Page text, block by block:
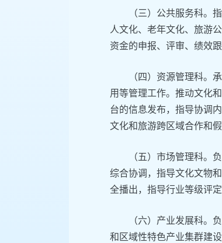
（三）公共服务科。
人文化、老年文化、旅游
资金的申报、评审、绩效
（四）资源管理科。
用等管理工作。推动文化
台的信息发布，指导协调
文化和旅游跨区域合作和
（五）市场管理科。
综合协调，指导文化文物
全播出，指导行业等级评定
（六）产业发展科。
和区域性特色产业集群建